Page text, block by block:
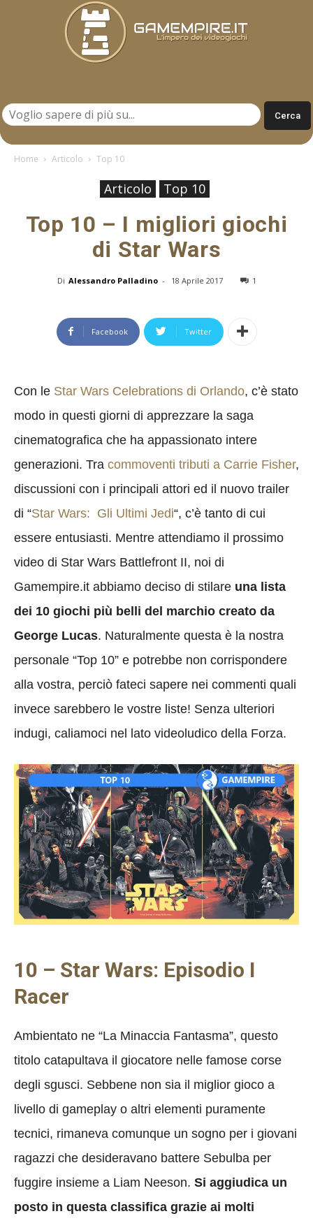
Home Articolo Top 10
Articolo Top 10
Top 10 – I migliori giochi
di Star Wars
Di Alessandro Palladino - 18 Aprile 2017 1
Facebook Twitter
Con le Star Wars Celebrations di Orlando, c’è stato
modo in questi giorni di apprezzare la saga
cinematografica che ha appassionato intere
generazioni. Tra commoventi tributi a Carrie Fisher,
discussioni con i principali attori ed il nuovo trailer
di “Star Wars: Gli Ultimi Jedi“, c’è tanto di cui
essere entusiasti. Mentre attendiamo il prossimo
video di Star Wars Battlefront II, noi di
Gamempire.it abbiamo deciso di stilare una lista
dei 10 giochi più belli del marchio creato da
George Lucas. Naturalmente questa è la nostra
personale “Top 10” e potrebbe non corrispondere
alla vostra, perciò fateci sapere nei commenti quali
invece sarebbero le vostre liste! Senza ulteriori
indugi, caliamoci nel lato videoludico della Forza.
10 – Star Wars: Episodio I
Racer
Ambientato ne “La Minaccia Fantasma”, questo
titolo catapultava il giocatore nelle famose corse
degli sgusci. Sebbene non sia il miglior gioco a
livello di gameplay o altri elementi puramente
tecnici, rimaneva comunque un sogno per i giovani
ragazzi che desideravano battere Sebulba per
fuggire insieme a Liam Neeson. Si aggiudica un
posto in questa classifica grazie ai molti